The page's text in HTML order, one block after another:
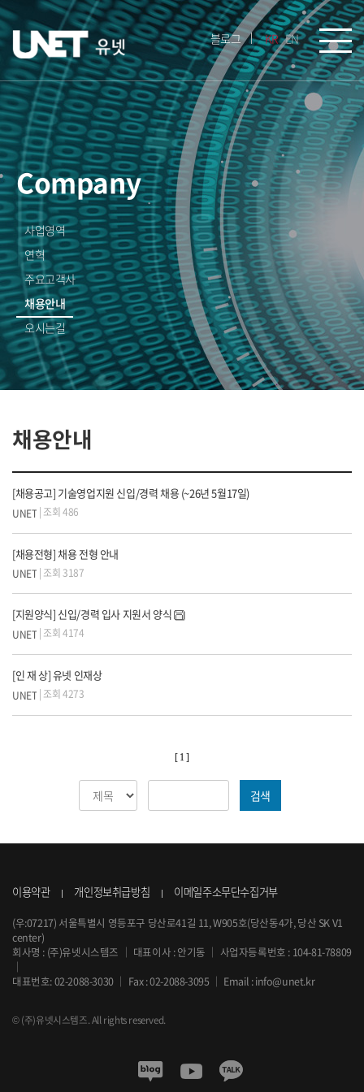
블로그 KR EN
Company
사업영역
연혁
주요고객사
채용안내
오시는길
채용안내
[채용공고] 기술영업지원 신입/경력 채용 (~26년 5월17일)
UNET | 조회 486
[채용전형] 채용 전형 안내
UNET | 조회 3187
[지원양식] 신입/경력 입사 지원서 양식
UNET | 조회 4174
[인 재 상] 유넷 인재상
UNET | 조회 4273
[ 1 ]
검색
이용약관 개인정보취급방침
이메일주소무단수집거부
(우:07217) 서울특별시 영등포구 당산로41길 11, W905호(당산동4가, 당산 SK V1
center)
회사명 : (주)유넷시스템즈 ｜ 대표이사 : 안기동 ｜ 사업자등록번호 : 104-81-78809
｜
대표번호:02-2088-3030｜ Fax : 02-2088-3095 ｜ Email :info@unet.kr
© (주)유넷시스템즈. All rights reserved.